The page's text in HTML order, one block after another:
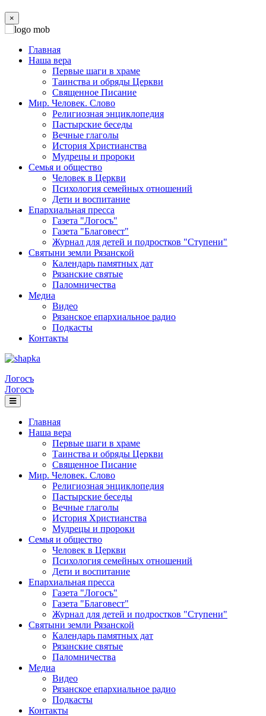
×
Главная
Наша вера
Первые шаги в храме
Таинства и обряды Церкви
Священное Писание
Мир. Человек. Слово
Религиозная энциклопедия
Пастырские беседы
Вечные глаголы
История Христианства
Мудрецы и пророки
Семья и общество
Человек в Церкви
Психология семейных отношений
Дети и воспитание
Епархиальная пресса
Газета "Логосъ"
Газета "Благовест"
Журнал для детей и подростков "Ступени"
Святыни земли Рязанской
Календарь памятных дат
Рязанские святые
Паломничества
Медиа
Видео
Рязанское епархиальное радио
Подкасты
Контакты
Логосъ
Логосъ
Главная
Наша вера
Первые шаги в храме
Таинства и обряды Церкви
Священное Писание
Мир. Человек. Слово
Религиозная энциклопедия
Пастырские беседы
Вечные глаголы
История Христианства
Мудрецы и пророки
Семья и общество
Человек в Церкви
Психология семейных отношений
Дети и воспитание
Епархиальная пресса
Газета "Логосъ"
Газета "Благовест"
Журнал для детей и подростков "Ступени"
Святыни земли Рязанской
Календарь памятных дат
Рязанские святые
Паломничества
Медиа
Видео
Рязанское епархиальное радио
Подкасты
Контакты